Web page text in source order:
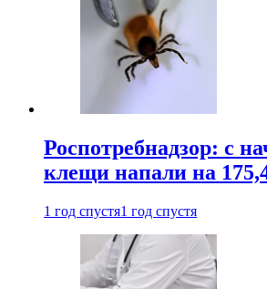
Роспотребнадзор: с
клещи напали на
1 год спустя1 год спустя